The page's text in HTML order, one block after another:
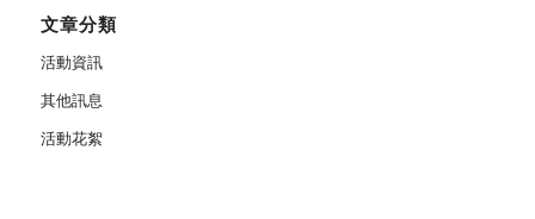
文章分類
活動資訊
其他訊息
活動花絮